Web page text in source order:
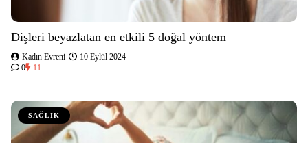
Dişleri beyazlatan en etkili 5 doğal yöntem
Kadın Evreni
10 Eylül 2024
0
11
SAĞLIK